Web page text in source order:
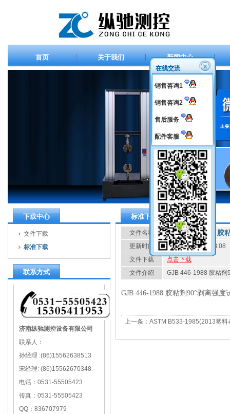
首页 关于我们 新闻中心
下载中心
文件下载
标准下载
联系方式
济南纵驰测控设备有限公司
联系人：
孙经理 :(86)15562638513
宋经理: (86)15562670348
电话：0531-55505423
传真：0531-55505423
QQ：836707979
标准下载
文件名称 GJB 446-1988 胶
更新时间
2022-09-24 23:58:08
文件下载
点击下载
文件介绍
GJB 446-1988 胶粘剂
GJB 446-1988 胶粘剂90°剥离强
上一条： ASTM B533-1985(2013塑料
在线交流
销售咨询1
销售咨询2
售后服务
配件客服